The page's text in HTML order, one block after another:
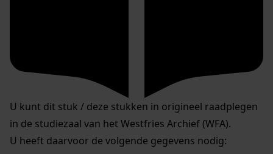
U kunt dit stuk / deze stukken in origineel raadplegen
in de studiezaal van het Westfries Archief (WFA).
U heeft daarvoor de volgende gegevens nodig: